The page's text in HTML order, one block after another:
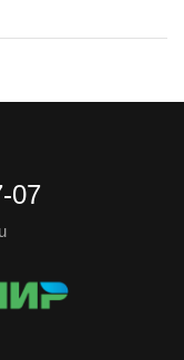
07